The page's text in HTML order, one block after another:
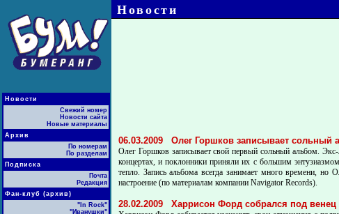
Новости
Свежий номер
Новости сайта
Новые материалы
Архив
По номерам
По разделам
Подписка
Почта
Редакция
Фан-клуб (архив)
"In Rock"
"Иванушки"
Новости
06.03.2009 Олег Горшков записывает сольный
Олег Горшков записывает свой первый сольный альбом.
концертах, и поклонники приняли их с большим
тепло. Запись альбома всегда занимает много времени,
настроение (по материалам компании Navigator Records).
28.02.2009 Харрисон Форд собрался под венец